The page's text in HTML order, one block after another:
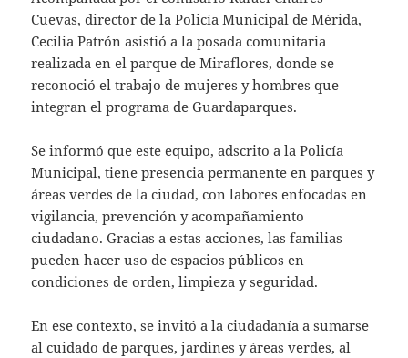
Cuevas, director de la Policía Municipal de Mérida,
Cecilia Patrón asistió a la posada comunitaria
realizada en el parque de Miraflores, donde se
reconoció el trabajo de mujeres y hombres que
integran el programa de Guardaparques.
Se informó que este equipo, adscrito a la Policía
Municipal, tiene presencia permanente en parques y
áreas verdes de la ciudad, con labores enfocadas en
vigilancia, prevención y acompañamiento
ciudadano. Gracias a estas acciones, las familias
pueden hacer uso de espacios públicos en
condiciones de orden, limpieza y seguridad.
En ese contexto, se invitó a la ciudadanía a sumarse
al cuidado de parques, jardines y áreas verdes, al